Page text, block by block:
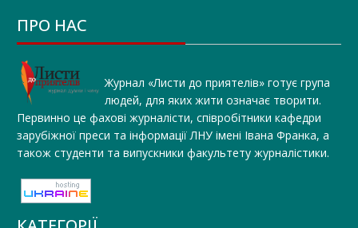
ПРО НАС
Журнал «Листи до приятелів» готує група
людей, для яких жити означає творити.
Первинно це фахові журналісти, співробітники кафедри
зарубіжної преси та інформації ЛНУ імені Івана Франка, а
також студенти та випускники факультету журналістики.